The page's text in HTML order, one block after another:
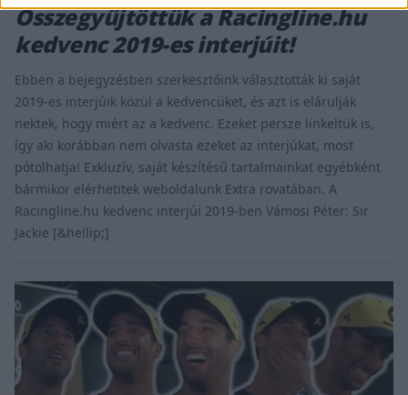
Összegyűjtöttük a Racingline.hu
kedvenc 2019-es interjúit!
Ebben a bejegyzésben szerkesztőink választották ki saját
2019-es interjúik közül a kedvencüket, és azt is elárulják
nektek, hogy miért az a kedvenc. Ezeket persze linkeltük is,
így aki korábban nem olvasta ezeket az interjúkat, most
pótolhatja! Exkluzív, saját készítésű tartalmainkat egyébként
bármikor elérhetitek weboldalunk Extra rovatában. A
Racingline.hu kedvenc interjúi 2019-ben Vámosi Péter: Sir
Jackie [&hellip;]